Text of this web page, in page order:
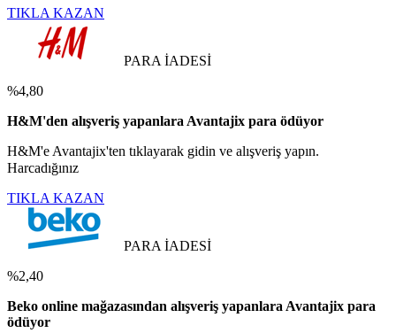
TIKLA KAZAN
PARA İADESİ
%4,80
H&M'den alışveriş yapanlara Avantajix para ödüyor
H&M'e Avantajix'ten tıklayarak gidin ve alışveriş yapın.
Harcadığınız
TIKLA KAZAN
PARA İADESİ
%2,40
Beko online mağazasından alışveriş yapanlara Avantajix para
ödüyor